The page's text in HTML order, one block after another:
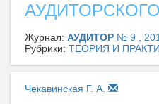
Журнал: АУДИТОР № 9 ,
Рубрики: ТЕОРИЯ И
Чекавинская Г. А.